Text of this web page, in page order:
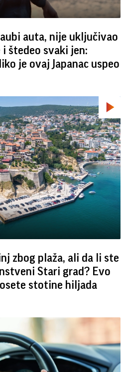
auta, nije uključivao
štedeo svaki jen:
je ovaj Japanac uspeo
zbog plaža, ali da li ste
Stari grad? Evo
stotine hiljada